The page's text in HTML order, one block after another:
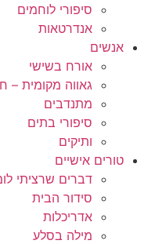
סיפורי לוחמים
אנדרטאות
אנשים
אורח בשישי
גאווה מקומית –
מתנדבים
סיפורי בתים
ותיקים
טורים אישיים
דברים שרציתי
סידור הבית
אדריכלות
מילה בסלע